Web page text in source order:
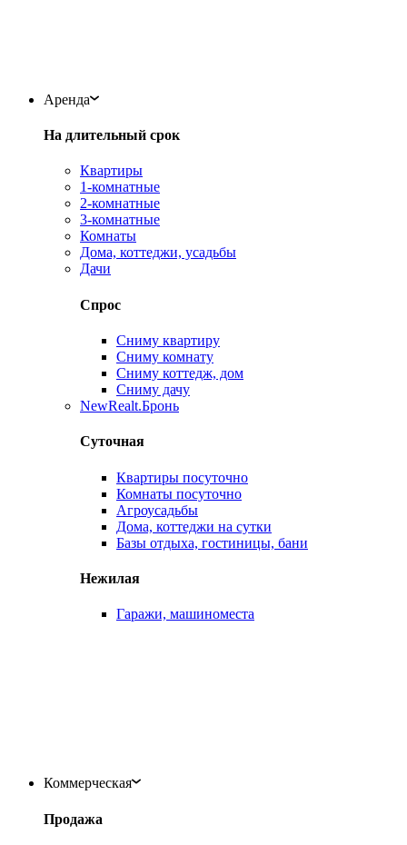
Аренда
На длительный срок
Квартиры
1-комнатные
2-комнатные
3-комнатные
Комнаты
Дома, коттеджи, усадьбы
Дачи
Спрос
Сниму квартиру
Сниму комнату
Сниму коттедж, дом
Сниму дачу
NewRealt.Бронь
Суточная
Квартиры посуточно
Комнаты посуточно
Агроусадьбы
Дома, коттеджи на сутки
Базы отдыха, гостиницы, бани
Нежилая
Гаражи, машиноместа
Коммерческая
Продажа